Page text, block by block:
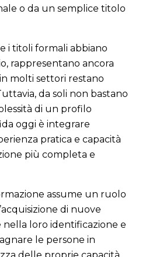
o da un semplice titolo
i titoli formali abbiano
rappresentano ancora
molti settori restano
da soli non bastano
di un profilo
oggi è integrare
pratica e capacità
più completa e
assume un ruolo
di nuove
loro identificazione e
le persone in